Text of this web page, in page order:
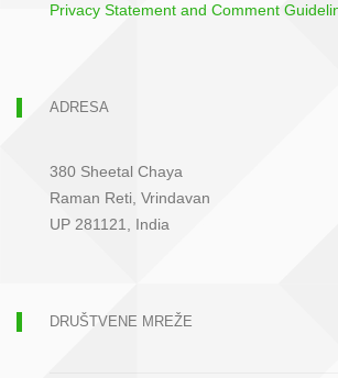
Privacy Statement and Comment
ADRESA
380 Sheetal Chaya
Raman Reti, Vrindavan
UP 281121, India
DRUŠTVENE MREŽE